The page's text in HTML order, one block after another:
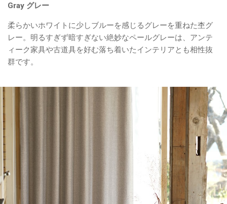
Gray グレー
柔らかいホワイトに少しブルーを感じるグレーを重ねた杢グ
レー。明るすぎず暗すぎない絶妙なペールグレーは、アンテ
ィーク家具や古道具を好む落ち着いたインテリアとも相性抜
群です。